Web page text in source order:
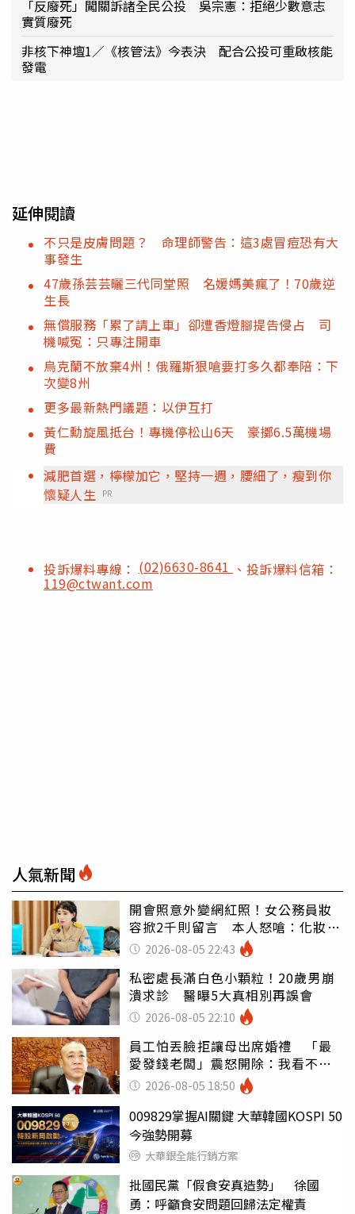
「反廢死」闖關訴諸全民公投 吳宗憲：拒絕少數意志
實質廢死
非核下神壇1／《核管法》今表決 配合公投可重啟核能
發電
延伸閱讀
不只是皮膚問題？ 命理師警告：這3處冒痘恐有大
事發生
47歲孫芸芸曬三代同堂照 名媛媽美瘋了！70歲逆
生長
無償服務「累了請上車」卻遭香燈腳提告侵占 司
機喊冤：只專注開車
烏克蘭不放棄4州！俄羅斯狠嗆要打多久都奉陪：下
次變8州
更多最新熱門議題：以伊互打
黃仁勳旋風抵台！專機停松山6天 豪擲6.5萬機場
費
減肥首選，檸檬加它，堅持一週，腰細了，瘦到你
懷疑人生 PR
投訴爆料專線： (02)6630-8641 、投訴爆料信箱：
119@ctwant.com
人氣新聞
開會照意外變網紅照！女公務員妝
容掀2千則留言 本人怒嗆：化妝有
錯嗎2026-08-05 22:43
私密處長滿白色小顆粒！20歲男崩
潰求診 醫曝5大真相別再誤會
2026-08-05 22:10
員工怕丟臉拒讓母出席婚禮 「最
愛發錢老闆」震怒開除：我看不起
你 2026-08-05 18:50
009829掌握AI關鍵 大華韓國KOSPI 50
今強勢開募
大華銀全能行銷方案
批國民黨「假食安真造勢」 徐國
勇：呼籲食安問題回歸法定權責